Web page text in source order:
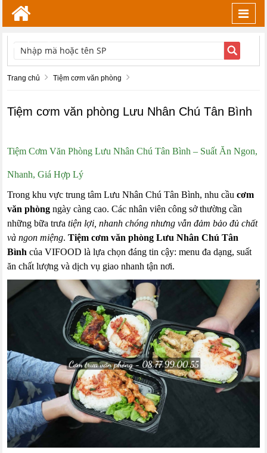
TÌM KIẾM
Trang chủ Tiệm cơm văn phòng
Tiệm cơm văn phòng Lưu Nhân Chú Tân Bình
Tiệm Cơm Văn Phòng Lưu Nhân Chú Tân Bình – Suất Ăn Ngon,
Nhanh, Giá Hợp Lý
Trong khu vực trung tâm Lưu Nhân Chú Tân Bình, nhu cầucơm
văn phòng ngày càng cao. Các nhân viên công sở thường cần
những bữa trưatiện lợi, nhanh chóng nhưng vẫn đảm bảo đủ chất
và ngon miệng.Tiệm cơm văn phòng Lưu Nhân Chú Tân
Bình của VIFOOD là lựa chọn đáng tin cậy: menu đa dạng, suất
ăn chất lượng và dịch vụ giao nhanh tận nơi.